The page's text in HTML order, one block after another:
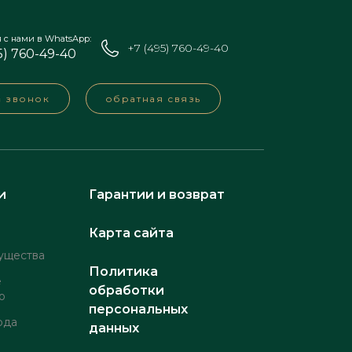
с нами в WhatsApp:
760-49-40 +7 (495) 760-49-40
звонок обратная связь
Гарантии и возврат
Карта сайта
Политика
обработки
персональных
данных